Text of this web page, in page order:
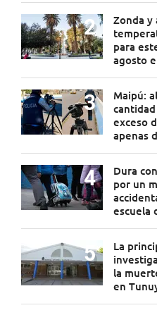
Zonda y
para
agosto
Maipú:
exceso
apenas
Dura
por un
escuela
La
la
en